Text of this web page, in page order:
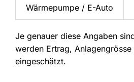
Wärmepumpe / E-Auto
Je genauer diese Angaben
werden Ertrag,
eingeschätzt.